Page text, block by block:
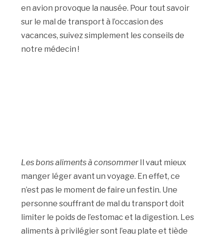
en avion provoque la nausée. Pour tout savoir
sur le mal de transport à l’occasion des
vacances, suivez simplement les conseils de
notre médecin !
Les bons aliments à consommerIl vaut mieux
manger léger avant un voyage. En effet, ce
n’est pas le moment de faire un festin. Une
personne souffrant de mal du transport doit
limiter le poids de l’estomac et la digestion. Les
aliments à privilégier sont l’eau plate et tiède